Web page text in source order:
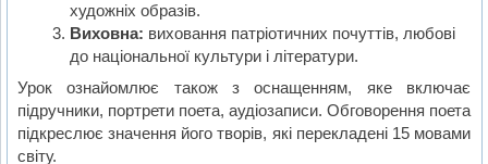
художніх образів.
Виховна: виховання патріотичних почуттів, любові
до національної культури і літератури.
Урок ознайомлює також з оснащенням, яке включає
підручники, портрети поета, аудіозаписи. Обговорення поета
підкреслює значення його творів, які перекладені 15 мовами
світу.